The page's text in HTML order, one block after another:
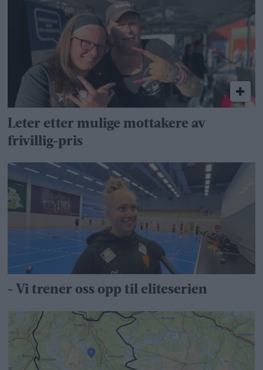
Leter etter mulige mottakere av
frivillig-pris
- Vi trener oss opp til eliteserien